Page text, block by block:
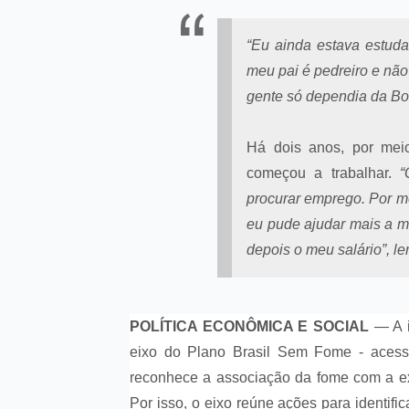
“Eu ainda estava
meu pai é pedreiro e
gente só dependia da
Há dois anos, por
começou a trabalhar.
procurar emprego. Por
eu pude ajudar mais a
depois o meu salário”,
POLÍTICA ECONÔMICA E SOCIAL —A
eixo do Plano Brasil Sem Fome -
reconhece a associação da fome com a
Por isso, o eixo reúne ações para